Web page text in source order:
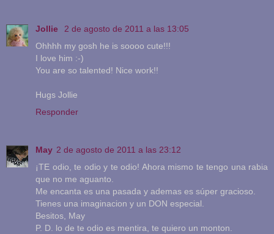
Jollie
2 de agosto de 2011 a las 13:05
Ohhhh my gosh he is soooo cute!!!
I love him :-)
You are so talented! Nice work!!
Hugs Jollie
Responder
May 2 de agosto de 2011 a las 23:12
¡TE odio, te odio y te odio! Ahora mismo te tengo una rabia
que no me aguanto.
Me encanta es una pasada y ademas es súper gracioso.
Tienes una imaginacion y un DON especial.
Besitos, May
P. D. lo de te odio es mentira, te quiero un monton.